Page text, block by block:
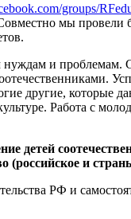
groups/
мы
и проблемам.
другие, которые
Работа с
детей
(российское и
РФ и